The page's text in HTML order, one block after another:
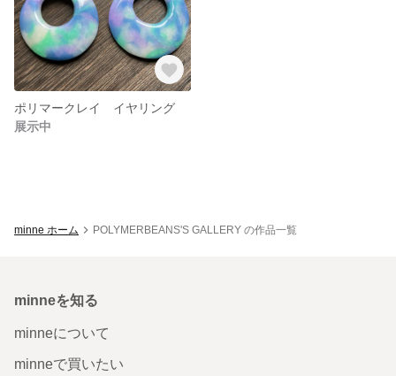
ポリマークレイ イヤリング
展示中
minne ホーム POLYMERBEANS'S GALLERY の作品一覧
minneを知る
minneについて
minneで買いたい